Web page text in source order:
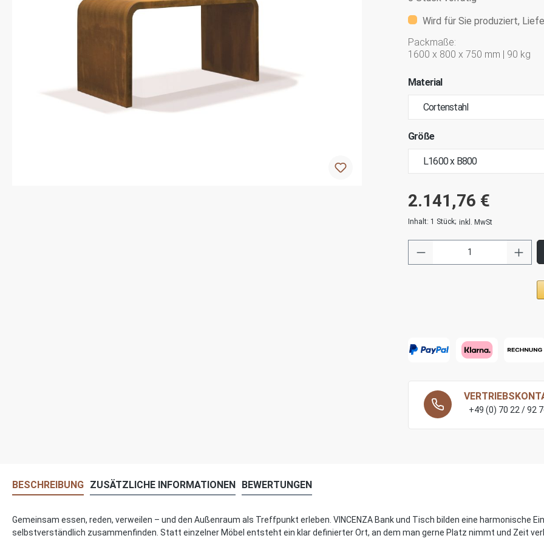
Wird für Sie produziert,
Packmaße:
1600 x 800 x 750 mm | 90 kg
Material
Größe
2.141,76 €
Inhalt: 1 Stück; inkl. MwSt
+49 (0) 70 22 / 92
BESCHREIBUNG ZUSÄTZLICHE INFORMATIONEN BEWERTUNGEN
Gemeinsam essen, reden, verweilen – und den Außenraum als Treffpunkt erleben. VINCENZA Bank und Tisch bilden eine harmonische
selbstverständlich zusammenfinden. Statt einzelner Möbel entsteht ein klar definierter Ort, an dem man gerne Platz nimmt und Zeit